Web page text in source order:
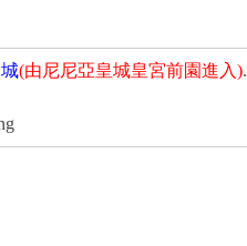
(由尼尼亞皇城皇宮前園進入).